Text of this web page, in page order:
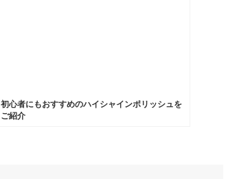
初心者にもおすすめのハイシャインポリッシュを
ご紹介